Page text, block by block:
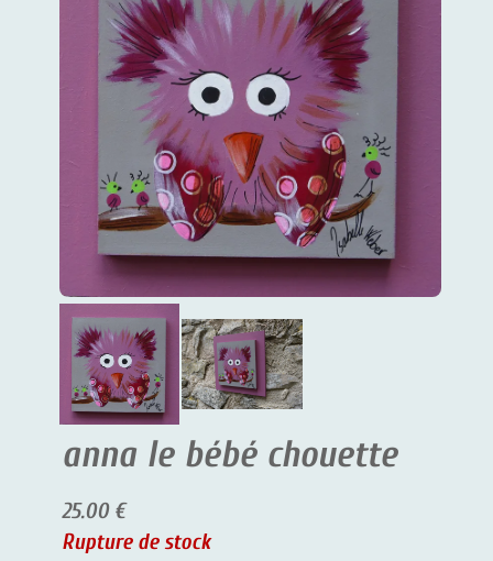
anna le bébé chouette
25.00 €
Rupture de stock